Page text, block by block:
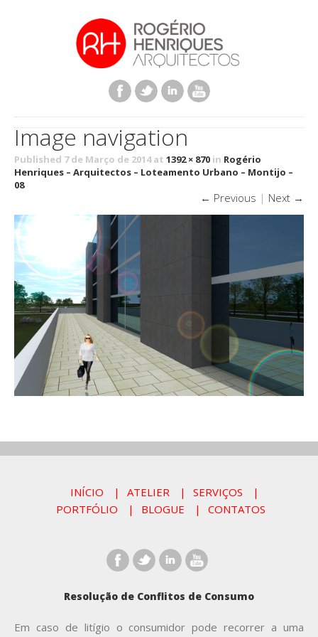
Image navigation
Published 7 de Março de 2014 at 1392 × 870 in Rogério
Henriques – Arquitectos – Loteamento Urbano – Montijo –
08
← Previous | Next →
INÍCIO ATELIER
SERVIÇOS
PORTFÓLIO
BLOGUE CONTATOS
Resolução de Conflitos de Consumo
Em caso de litígio o consumidor pode recorrer a uma